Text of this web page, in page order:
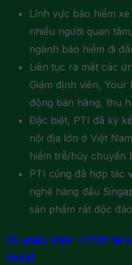
Lĩnh vực bảo hiểm
nhiều người quan
ngành bảo hiểm đi
Liên tục ra mắt các
Giám định viên,
động bán hàng, thu
Đặc biệt, PTI đã ký
nội địa lớn ở Việt
hiểm trễ/hủy chuyến
PTI cũng đã hợp tác
nghệ hàng đầu
sản phẩm rất độc
Cổ phiếu VNR – CTCP tái
(HNX)